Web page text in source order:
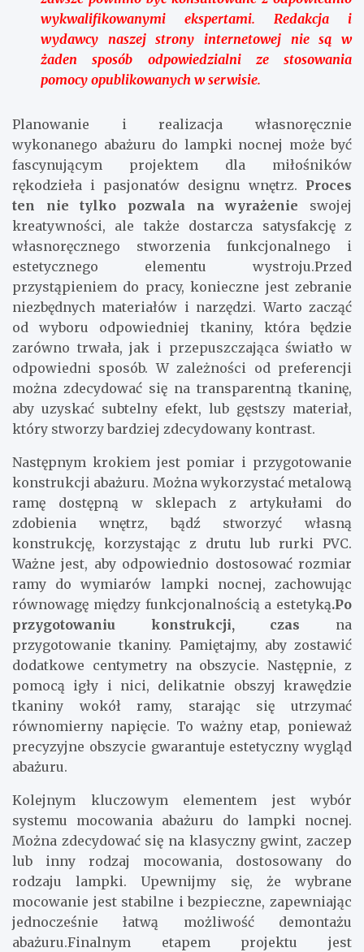
wykwalifikowanymi ekspertami. Redakcja i
wydawcy naszej strony internetowej nie są w
żaden sposób odpowiedzialni ze stosowania
pomocy opublikowanych w serwisie.
Planowanie i realizacja własnoręcznie
wykonanego abażuru do lampki nocnej może być
fascynującym projektem dla miłośników
rękodzieła i pasjonatów designu wnętrz. Proces
ten nie tylko pozwala na wyrażenie swojej
kreatywności, ale także dostarcza satysfakcję z
własnoręcznego stworzenia funkcjonalnego i
estetycznego elementu wystroju.Przed
przystąpieniem do pracy, konieczne jest zebranie
niezbędnych materiałów i narzędzi. Warto zacząć
od wyboru odpowiedniej tkaniny, która będzie
zarówno trwała, jak i przepuszczająca światło w
odpowiedni sposób. W zależności od preferencji
można zdecydować się na transparentną tkaninę,
aby uzyskać subtelny efekt, lub gęstszy materiał,
który stworzy bardziej zdecydowany kontrast.
Następnym krokiem jest pomiar i przygotowanie
konstrukcji abażuru. Można wykorzystać metalową
ramę dostępną w sklepach z artykułami do
zdobienia wnętrz, bądź stworzyć własną
konstrukcję, korzystając z drutu lub rurki PVC.
Ważne jest, aby odpowiednio dostosować rozmiar
ramy do wymiarów lampki nocnej, zachowując
równowagę między funkcjonalnością a estetyką.Po
przygotowaniu konstrukcji, czas na
przygotowanie tkaniny. Pamiętajmy, aby zostawić
dodatkowe centymetry na obszycie. Następnie, z
pomocą igły i nici, delikatnie obszyj krawędzie
tkaniny wokół ramy, starając się utrzymać
równomierny napięcie. To ważny etap, ponieważ
precyzyjne obszycie gwarantuje estetyczny wygląd
abażuru.
Kolejnym kluczowym elementem jest wybór
systemu mocowania abażuru do lampki nocnej.
Można zdecydować się na klasyczny gwint, zaczep
lub inny rodzaj mocowania, dostosowany do
rodzaju lampki. Upewnijmy się, że wybrane
mocowanie jest stabilne i bezpieczne, zapewniając
jednocześnie łatwą możliwość demontażu
abażuru.Finalnym etapem projektu jest